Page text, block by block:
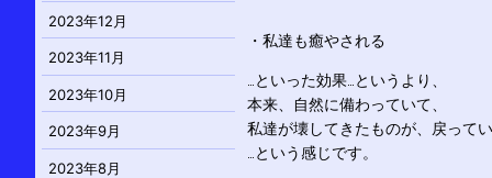
・私達も癒やされる
…といった効果…というより、
本来、自然に備わっていて、
私達が壊してきたものが、戻って
…という感じです。
2023年12月
2023年11月
2023年10月
2023年9月
2023年8月